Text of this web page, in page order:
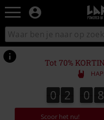
Zoek
in
catalogus
Tot 70%
0
0 2
2 0
0 8
8
Scoor het nu!